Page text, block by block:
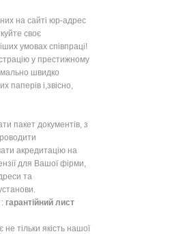
на сайті юр-адрес
своє
умовах співпраці!
у престижному
швидко
паперів і,звісно,
пакет документів, з
акредитацію на
для Вашої фірми,
та
гарантійний лист
тільки якість нашої